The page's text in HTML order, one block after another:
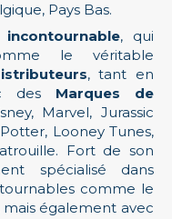
Pays Bas.
incontournable, qui
le véritable
, tant en
des Marques de
Marvel, Jurassic
Looney Tunes,
Fort de son
spécialisé dans
comme le
mais également avec